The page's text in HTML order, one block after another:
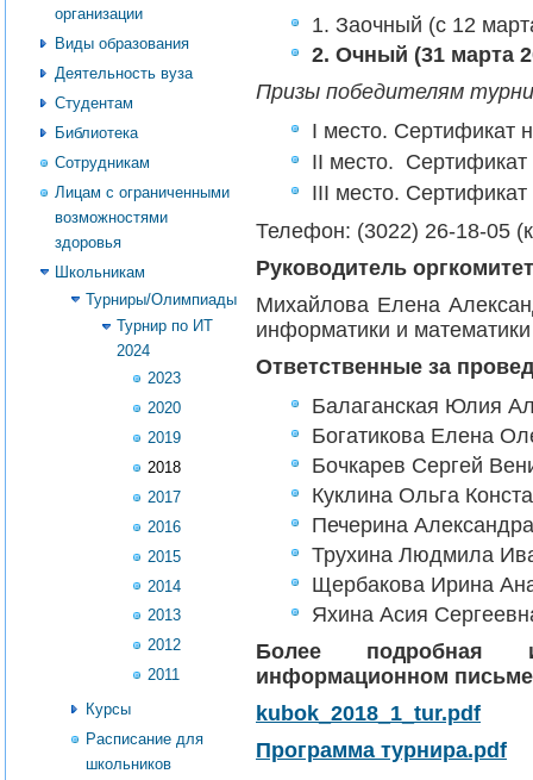
организации
Виды образования
Деятельность вуза
Студентам
Библиотека
Сотрудникам
Лицам с ограниченными
возможностями
здоровья
Школьникам
Турниры/Олимпиады
Турнир по ИТ
2024
2023
2020
2019
2018
2017
2016
2015
2014
2013
2012
2011
Курсы
Расписание для
школьников
1. Заочный (с 12
2. Очный (31 марта
Призы победителям
I место. Сертификат
II место. Сертификат
III место. C
Телефон: (3022) 26-18-05
Руководитель
Михайлова Елена
информатики и математики
Ответственные за
Балаганская Юлия
Богатикова Елена
Бочкарев Сергей
Куклина Ольга
Печерина
Трухина Людмила
Щербакова Ирина
Яхина Асия
Более подробная
информационном письме
kubok_2018_1_tur.pdf
Программа турнира.pdf